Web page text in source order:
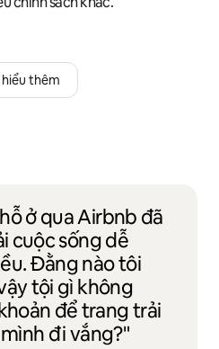
thêm
ở qua Airbnb đã
cuộc sống dễ
Đằng nào tôi
tội gì không
để trang trải
đi vắng?"